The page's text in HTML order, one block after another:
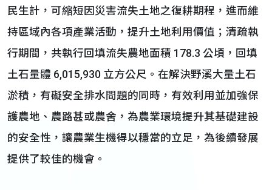
民生計，可縮短因災害流失土地之復耕期程，進而維
持區域內各項產業活動，提升土地利用價值；清疏執
行期間，共執行回填流失農地面積 178.3 公頃，回填
土石量體 6,015,930 立方公尺。在解決野溪大量土石
淤積，有礙安全排水問題的同時，有效利用並加強保
護農地、農路甚或農舍，為農業環境提升其基礎建設
的安全性，讓農業生機得以穩當的立足，為後續發展
提供了較佳的機會。